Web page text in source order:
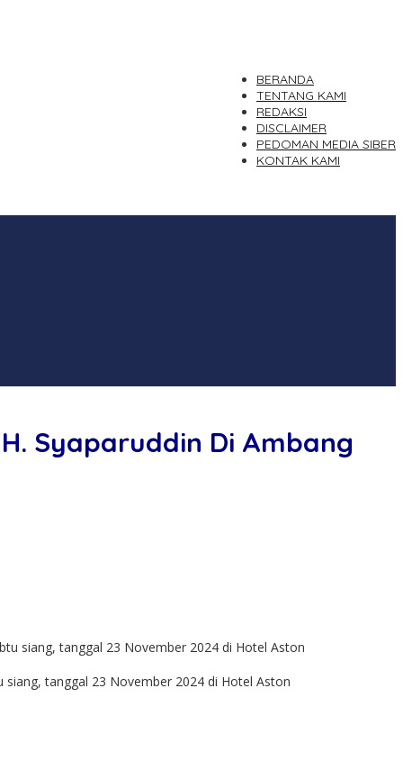
BERANDA
TENTANG KAMI
REDAKSI
DISCLAIMER
PEDOMAN MEDIA SIBER
KONTAK KAMI
Syaparuddin Di Ambang
siang, tanggal 23 November 2024 di Hotel Aston